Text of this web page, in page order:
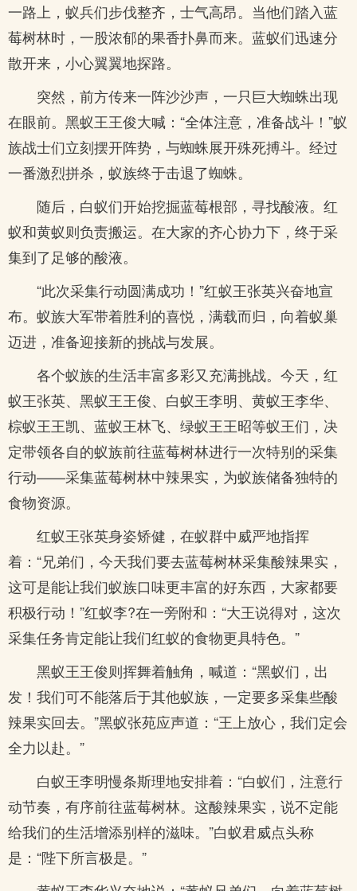
一路上，蚁兵们步伐整齐，士气高昂。当他们踏入蓝
莓树林时，一股浓郁的果香扑鼻而来。蓝蚁们迅速分
散开来，小心翼翼地探路。
突然，前方传来一阵沙沙声，一只巨大蜘蛛出现
在眼前。黑蚁王王俊大喊：“全体注意，准备战斗！”蚁
族战士们立刻摆开阵势，与蜘蛛展开殊死搏斗。经过
一番激烈拼杀，蚁族终于击退了蜘蛛。
随后，白蚁们开始挖掘蓝莓根部，寻找酸液。红
蚁和黄蚁则负责搬运。在大家的齐心协力下，终于采
集到了足够的酸液。
“此次采集行动圆满成功！”红蚁王张英兴奋地宣
布。蚁族大军带着胜利的喜悦，满载而归，向着蚁巢
迈进，准备迎接新的挑战与发展。
各个蚁族的生活丰富多彩又充满挑战。今天，红
蚁王张英、黑蚁王王俊、白蚁王李明、黄蚁王李华、
棕蚁王王凯、蓝蚁王林飞、绿蚁王王昭等蚁王们，决
定带领各自的蚁族前往蓝莓树林进行一次特别的采集
行动——采集蓝莓树林中辣果实，为蚁族储备独特的
食物资源。
红蚁王张英身姿矫健，在蚁群中威严地指挥
着：“兄弟们，今天我们要去蓝莓树林采集酸辣果实，
这可是能让我们蚁族口味更丰富的好东西，大家都要
积极行动！”红蚁李?在一旁附和：“大王说得对，这次
采集任务肯定能让我们红蚁的食物更具特色。”
黑蚁王王俊则挥舞着触角，喊道：“黑蚁们，出
发！我们可不能落后于其他蚁族，一定要多采集些酸
辣果实回去。”黑蚁张苑应声道：“王上放心，我们定会
全力以赴。”
白蚁王李明慢条斯理地安排着：“白蚁们，注意行
动节奏，有序前往蓝莓树林。这酸辣果实，说不定能
给我们的生活增添别样的滋味。”白蚁君威点头称
是：“陛下所言极是。”